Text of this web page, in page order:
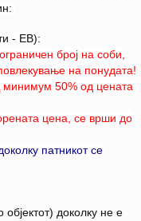
- EB):
број на соби,
на понудата!
минимум 50% од цената
цена, се врши до
патникот се
доколку не е